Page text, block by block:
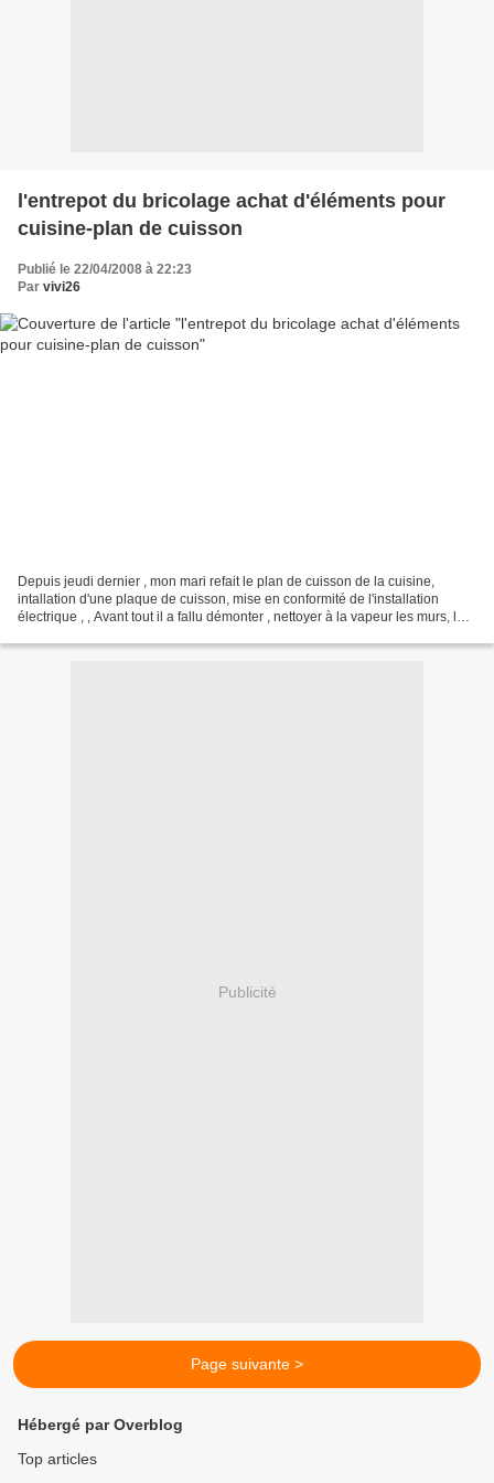
l'entrepot du bricolage achat d'éléments pour
cuisine-plan de cuisson
Publié le 22/04/2008 à 22:23
Par vivi26
Depuis jeudi dernier , mon mari refait le plan de cuisson de la cuisine,
intallation d'une plaque de cuisson, mise en conformité de l'installation
électrique , , Avant tout il a fallu démonter , nettoyer à la vapeur les murs, le
Publicité
Page suivante >
Hébergé par Overblog
Top articles